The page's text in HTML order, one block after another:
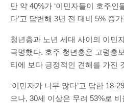
만 약 40%가 ‘이민자들이 호주인
다’고 답변해 3년 전 대비 5% 증
청년층과 노년 세대 사이의 이민
극명했다. 호주 청년층은 고령층
티에 보다 긍정적인 견해를 가진
‘이민자가 너무 많다’고 답한 18-
으나, 30세 이상은 무려 53%로